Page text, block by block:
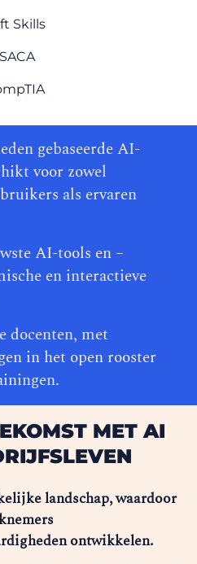
Skills
gebaseerde AI-
voor zowel
als ervaren
AI-tools en –
en interactieve
docenten, met
in het open rooster
MET AI
landschap, waardoor
ontwikkelen.